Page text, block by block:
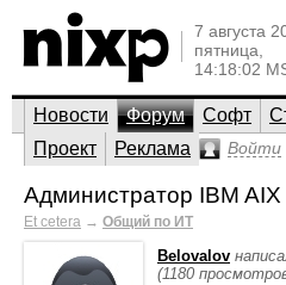
7 августа
пятница,
14:18:02
Новости Форум Софт
Проект
Реклама Войти
Администратор IBM
Et cetera → Общий по ИТ
Belovalov
(1180